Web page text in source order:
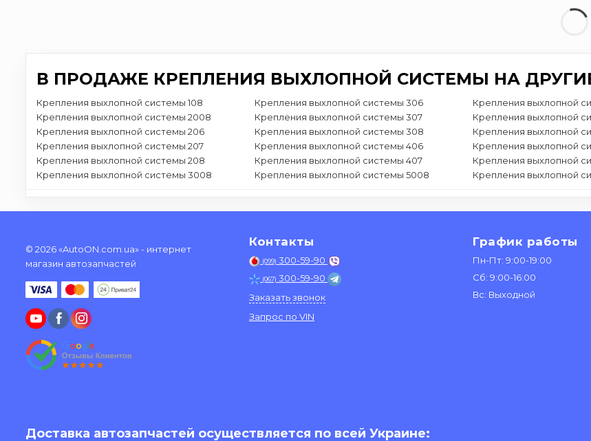
В ПРОДАЖЕ КРЕПЛЕНИЯ ВЫХЛОПНОЙ СИСТЕМЫ НА ДРУГИЕ
Крепления выхлопной системы 108
Крепления выхлопной системы 2008
Крепления выхлопной системы 206
Крепления выхлопной системы 207
Крепления выхлопной системы 208
Крепления выхлопной системы 3008
Крепления выхлопной системы 306
Крепления выхлопной системы 307
Крепления выхлопной системы 308
Крепления выхлопной системы 406
Крепления выхлопной системы 407
Крепления выхлопной системы 5008
Крепления выхлопной
Крепления выхлопной
Крепления выхлопной
Крепления выхлопной
Крепления выхлопной
Крепления выхлопной
© 2026 «AutoON.com.ua» - интернет
магазин автозапчастей
Контакты
(099) 300-59-90
(067) 300-59-90
Заказать звонок
Запрос по VIN
График работы
Пн-Пт: 9:00-19:00
Сб: 9:00-16:00
Вс: Выходной
Доставка автозапчастей осуществляется по всей Украине: